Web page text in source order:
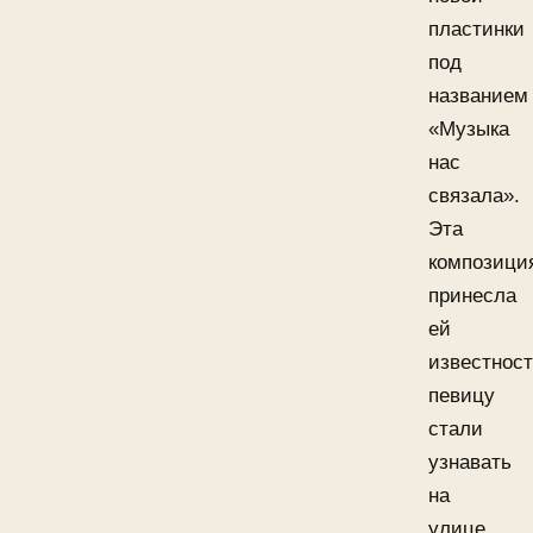
пластинки
под
названием
«Музыка
нас
связала».
Эта
принесла
ей
певицу
стали
узнавать
на
улице